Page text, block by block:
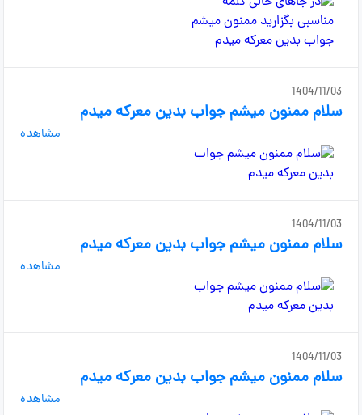
1404/11/03
سلام ممنون میشم جواب بدین معرکه میدم
مشاهده
1404/11/03
سلام ممنون میشم جواب بدین معرکه میدم
مشاهده
1404/11/03
سلام ممنون میشم جواب بدین معرکه میدم
مشاهده